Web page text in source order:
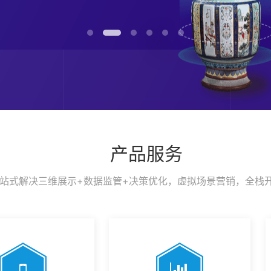
产品服务
式解决三维展示+数据监管+决策优化，虚拟场景营销，全栈